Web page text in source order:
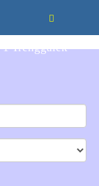
Trenggalek